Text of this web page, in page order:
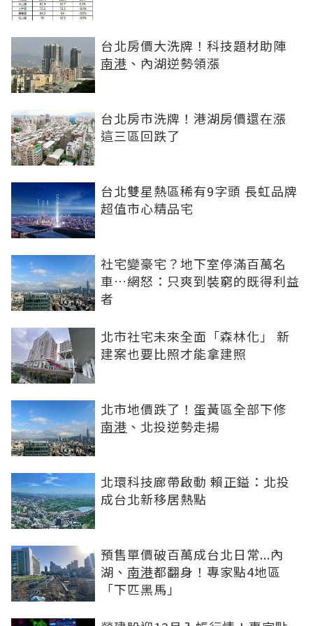
台北房價大洗牌！科技題材助陣
南港 、內湖逆勢領漲
台北房市洗牌！港湖房價還在漲
這三區回跌了
台北雙星熱區稀有9字頭 長虹品牌
超值市心精品宅
社宅變豪宅？地下室停滿百萬名
車…網怒：只爽到裝窮的既得利益
者
北市社宅未來全面「森林化」 新
建案也要比照才能拿建照
北市地價跌了！蛋黃區全部下修
南港 、北投逆勢走揚
北環科技廊帶啟動 賴正鎰：北投
成台北新移居熱點
預售單價破百萬成台北日常...內
湖、 南港都翻身！專家點4地區
「下匹黑馬」